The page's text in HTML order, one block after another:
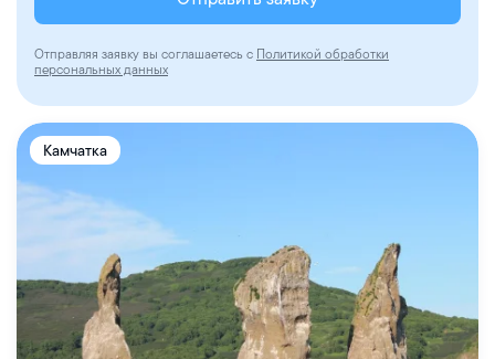
Отправляя заявку вы соглашаетесь с Политикой обработки
персональных данных
Камчатка